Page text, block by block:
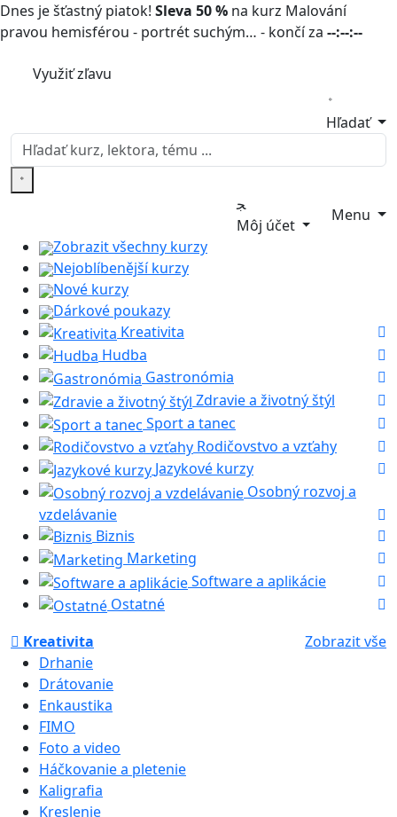
Dnes je šťastný piatok! Sleva 50 % na kurz Malování
pravou hemisférou - portrét suchým… - končí za --:--:--
Využiť zľavu
Hľadať
Môj účet
Menu
Zobrazit všechny kurzy
Nejoblíbenější kurzy
Nové kurzy
Dárkové poukazy
Kreativita
Hudba
Gastronómia
Zdravie a životný štýl
Sport a tanec
Rodičovstvo a vzťahy
Jazykové kurzy
Osobný rozvoj a
vzdelávanie
Biznis
Marketing
Software a aplikácie
Ostatné
Kreativita
Zobrazit vše
Drhanie
Drátovanie
Enkaustika
FIMO
Foto a video
Háčkovanie a pletenie
Kaligrafia
Kreslenie